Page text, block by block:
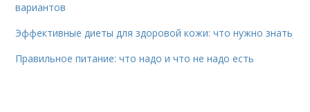
вариантов
Эффективные диеты для здоровой кожи: что нужно знать
Правильное питание: что надо и что не надо есть